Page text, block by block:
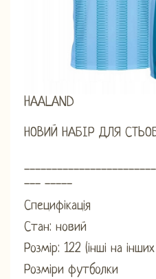
HAALAND
НОВИЙ НАБІР ДЛЯ
--- -----
Специфікація
Стан: новий
Розмір: 122 (інші на
Розміри футболки